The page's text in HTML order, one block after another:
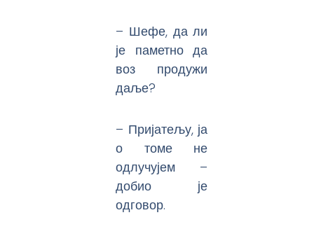
– Шефе, да ли
је паметно да
воз продужи
даље?
– Пријатељу, ја
о томе не
одлучујем –
добио је
одговор.